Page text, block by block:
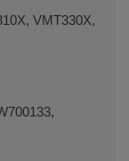
VMT330X,